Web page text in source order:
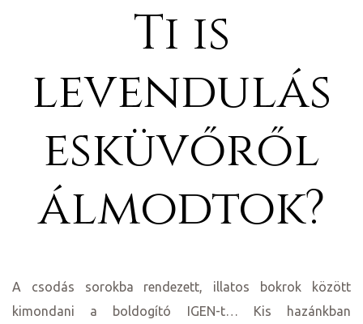
Ti is
levendulás
esküvőről
álmodtok?
A csodás sorokba rendezett, illatos bokrok között
kimondani a boldogító IGEN-t… Kis hazánkban